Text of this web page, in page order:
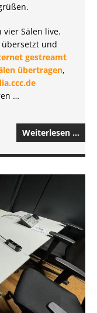
vier Sälen live.
übersetzt und
gestreamt
übertragen,
…
Weiterlesen …